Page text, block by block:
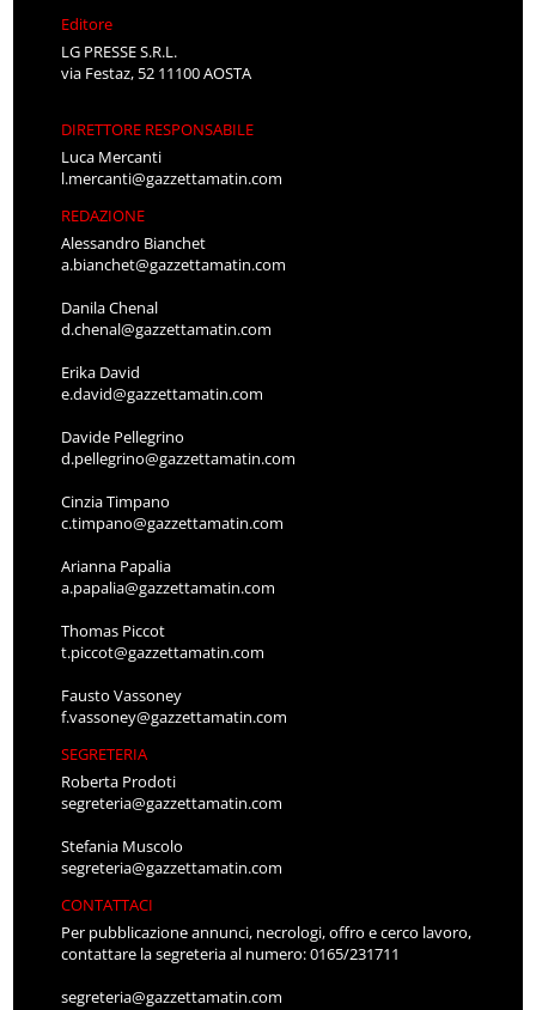
Editore
LG PRESSE S.R.L.
via Festaz, 52 11100 AOSTA
DIRETTORE RESPONSABILE
Luca Mercanti
l.mercanti@gazzettamatin.com
REDAZIONE
Alessandro Bianchet
a.bianchet@gazzettamatin.com
Danila Chenal
d.chenal@gazzettamatin.com
Erika David
e.david@gazzettamatin.com
Davide Pellegrino
d.pellegrino@gazzettamatin.com
Cinzia Timpano
c.timpano@gazzettamatin.com
Arianna Papalia
a.papalia@gazzettamatin.com
Thomas Piccot
t.piccot@gazzettamatin.com
Fausto Vassoney
f.vassoney@gazzettamatin.com
SEGRETERIA
Roberta Prodoti
segreteria@gazzettamatin.com
Stefania Muscolo
segreteria@gazzettamatin.com
CONTATTACI
Per pubblicazione annunci, necrologi, offro e cerco lavoro,
contattare la segreteria al numero: 0165/231711
segreteria@gazzettamatin.com